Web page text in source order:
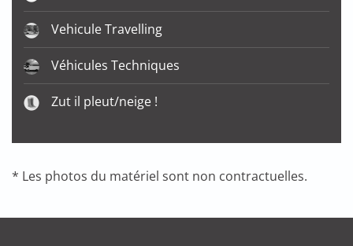
Vehicule Travelling
Véhicules Techniques
Zut il pleut/neige !
* Les photos du matériel sont non contractuelles.